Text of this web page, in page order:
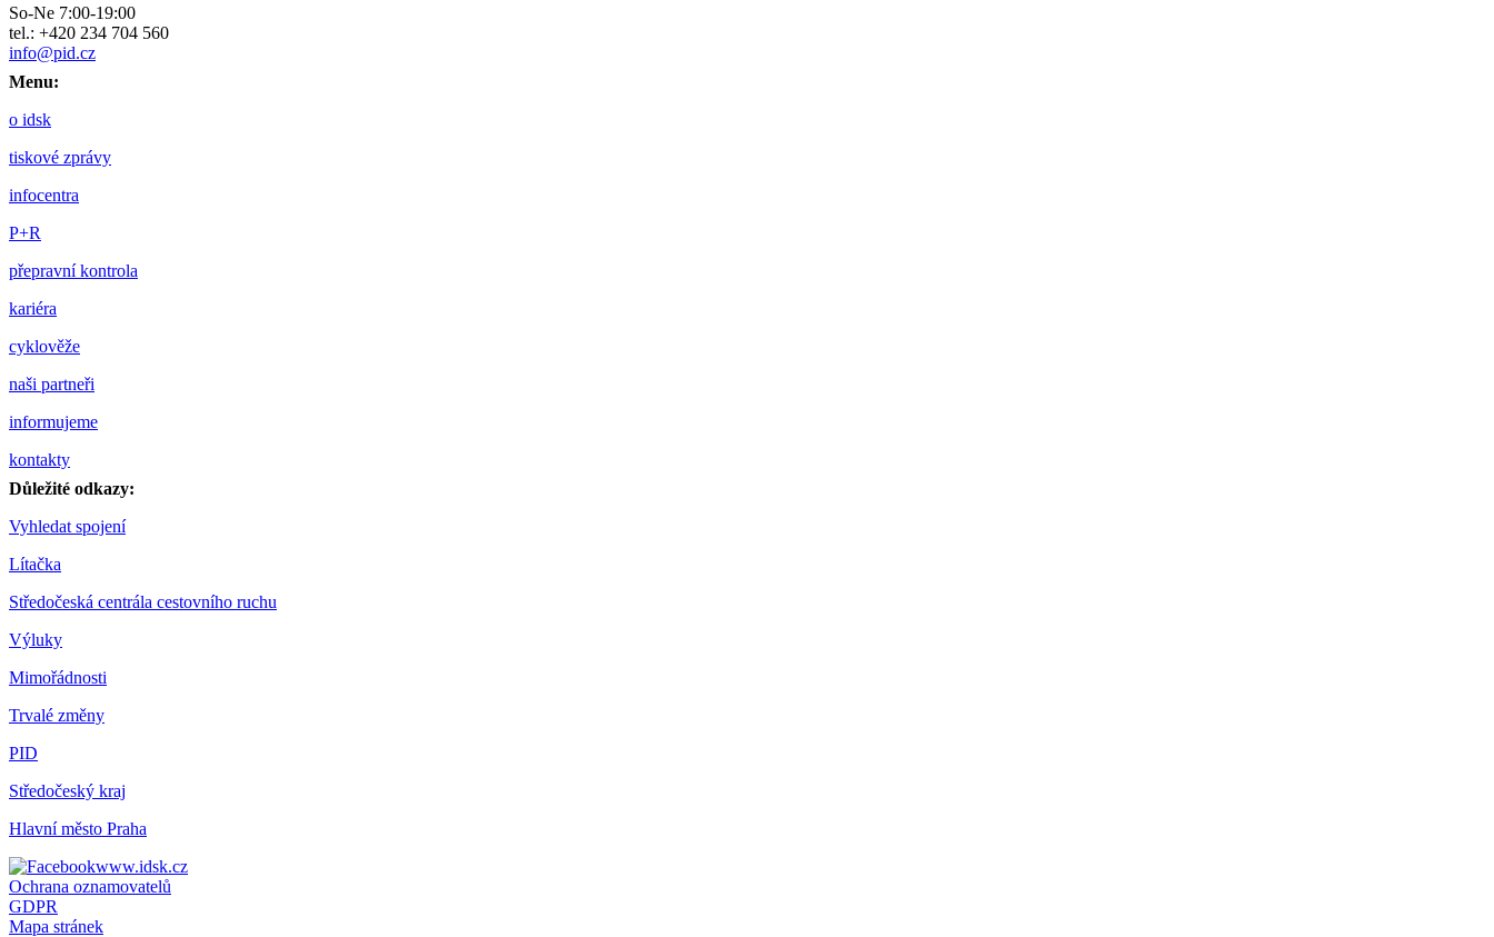
So-Ne 7:00-19:00
tel.: +420 234 704 560
info@pid.cz
Menu:
o idsk
tiskové zprávy
infocentra
P+R
přepravní kontrola
kariéra
cyklověže
naši partneři
informujeme
kontakty
Důležité odkazy:
Vyhledat spojení
Lítačka
Středočeská centrála cestovního ruchu
Výluky
Mimořádnosti
Trvalé změny
PID
Středočeský kraj
Hlavní město Praha
www.idsk.cz
Ochrana oznamovatelů
GDPR
Mapa stránek